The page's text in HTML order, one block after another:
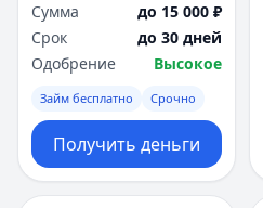
Сумма
до 15 000 ₽
Срок
до 30 дней
Одобрение
Высокое
Займ бесплатно Срочно
Получить деньги